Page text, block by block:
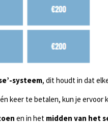
systeem, dit houdt in dat
keer te betalen, kun je ervoor
en in het midden van het